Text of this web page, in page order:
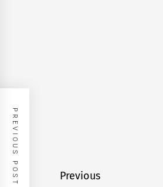
Navegación
Previous
PREVIOUS POST